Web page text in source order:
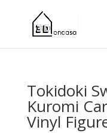
Tokidoki
Kuromi
Vinyl